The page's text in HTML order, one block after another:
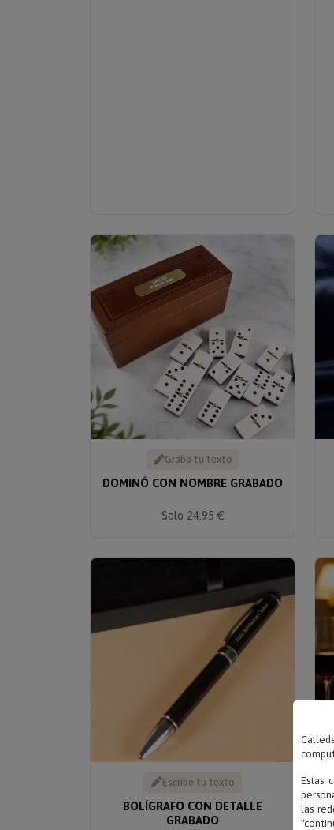
Graba tu texto
DOMINÓ CON NOMBRE GRABADO
Solo 24.95 €
Escribe tu texto
BOLÍGRAFO CON DETALLE
GRABADO
Estas
las